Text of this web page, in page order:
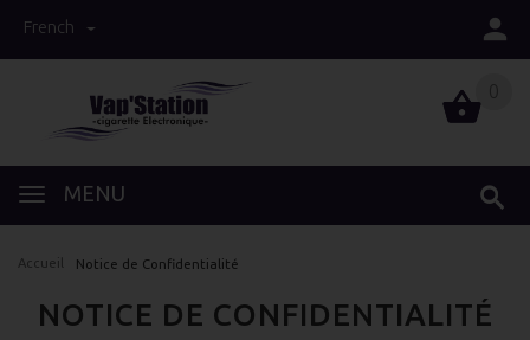
French
MENU
Accueil Notice de Confidentialité
NOTICE DE CONFIDENTIALITÉ